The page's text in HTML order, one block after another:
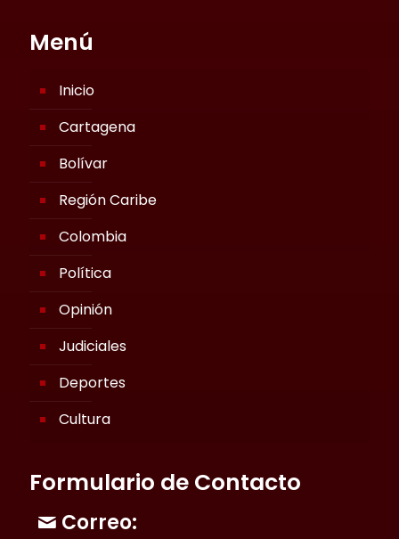
Menú
Inicio
Cartagena
Bolívar
Región Caribe
Colombia
Política
Opinión
Judiciales
Deportes
Cultura
Formulario de Contacto
Correo: